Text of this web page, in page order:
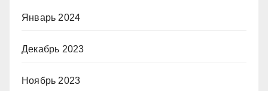
Январь 2024
Декабрь 2023
Ноябрь 2023